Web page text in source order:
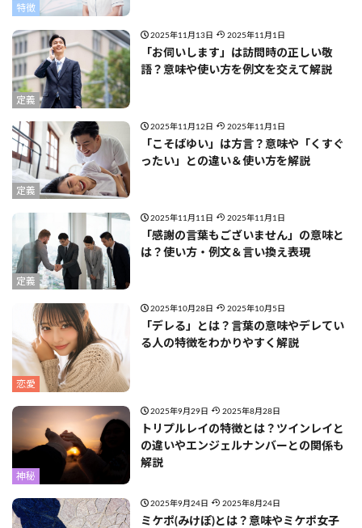
特徴
定義
2025年11月13日 2025年11月1日
「お伺いします」は訪問時の正しい敬
語？意味や使い方を例文を交えて解説
定義
2025年11月12日 2025年11月1日
「こそばゆい」は方言？意味や「くすぐ
ったい」との違い＆使い方を解説
定義
2025年11月11日 2025年11月1日
「感謝の言葉もございません」の意味と
は？使い方・例文＆言い換え表現
恋愛
2025年10月28日 2025年10月5日
「デレる」とは？言葉の意味やデレてい
る人の特徴をわかりやすく解説
神秘
2025年9月29日 2025年8月28日
トリプルレイの特徴とは？ツインレイと
の違いやエンジェルナンバーとの関係も
解説
2025年9月24日 2025年8月24日
ミケポ(みけぽ)とは？意味やミケポ女子